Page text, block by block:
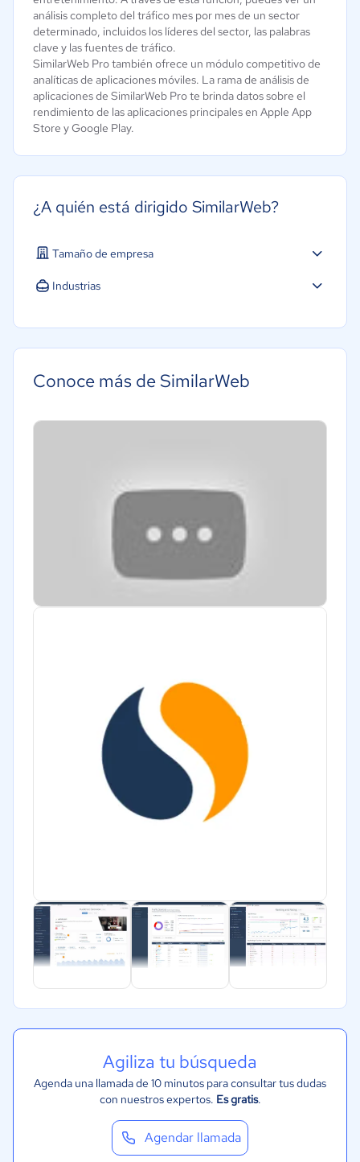
análisis completo del tráfico mes por mes de un sector
determinado, incluidos los líderes del sector, las palabras
clave y las fuentes de tráfico.
SimilarWeb Pro también ofrece un módulo competitivo de
analíticas de aplicaciones móviles. La rama de análisis de
aplicaciones de SimilarWeb Pro te brinda datos sobre el
rendimiento de las aplicaciones principales en Apple App
Store y Google Play.
¿A quién está dirigido SimilarWeb?
Tamaño de empresa
Industrias
Conoce más de SimilarWeb
Agiliza tu búsqueda
Agenda una llamada de 10 minutos para consultar tus dudas
con nuestros expertos. Es gratis.
Agendar llamada